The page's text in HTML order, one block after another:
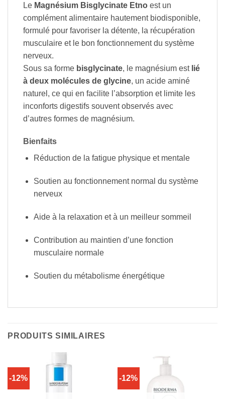
Le Magnésium Bisglycinate Etno est un
complément alimentaire hautement biodisponible,
formulé pour favoriser la détente, la récupération
musculaire et le bon fonctionnement du système
nerveux.
Sous sa forme bisglycinate, le magnésium est lié
à deux molécules de glycine, un acide aminé
naturel, ce qui en facilite l’absorption et limite les
inconforts digestifs souvent observés avec
d’autres formes de magnésium.
Bienfaits
Réduction de la fatigue physique et mentale
Soutien au fonctionnement normal du système
nerveux
Aide à la relaxation et à un meilleur sommeil
Contribution au maintien d’une fonction
musculaire normale
Soutien du métabolisme énergétique
PRODUITS SIMILAIRES
-12% -12%